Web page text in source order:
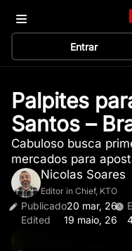
Entrar
Palpites
Santos –
Cabuloso busca
mercados para
Nicolas Soares
Editor in Chief, KTO
Publicado20 mar, 26
Edited
19 maio, 26